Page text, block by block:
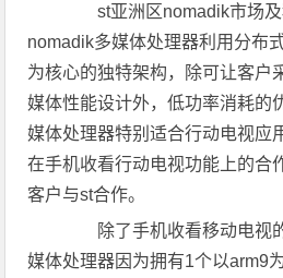
st亚洲区nomadik市场及
nomadik多媒体处理器利用分布
为核心的独特架构，除可让客户
媒体性能设计外，低功率消耗的
媒体处理器特别适合行动电视应
在手机收看行动电视功能上的合
客户与st合作。
除了手机收看移动电视
媒体处理器因为拥有1个以arm9